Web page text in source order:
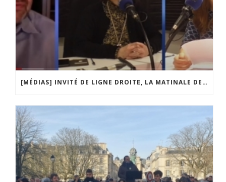
[MÉDIAS] INVITÉ DE LIGNE DROITE, LA MATINALE DE RADIO COURTOISIE